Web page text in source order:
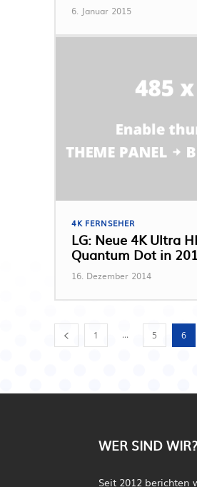
6. Januar 2015
4K FERNSEHER
LG: Neue 4K Ultra
Quantum Dot in
16. Dezember 2014
1 ... 5 6
WER SIND WIR?
Seit 2012 berichten